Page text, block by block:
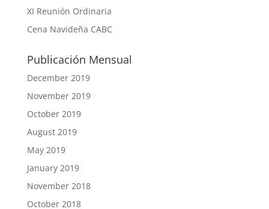
XI Reunión Ordinaria
Cena Navideña CABC
Publicación Mensual
December 2019
November 2019
October 2019
August 2019
May 2019
January 2019
November 2018
October 2018